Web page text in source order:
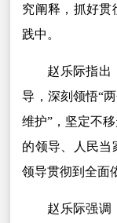
究阐释，抓好贯
践中。
赵乐际指出
导，深刻领悟“
维护”，坚定不
的领导、人民当
领导贯彻到全面
赵乐际强调